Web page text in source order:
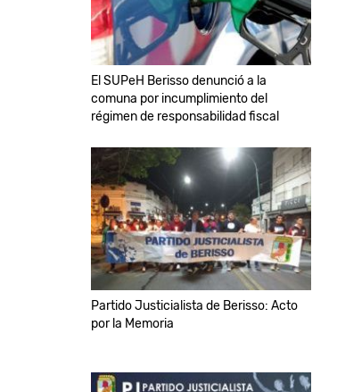
El SUPeH Berisso denunció a la
comuna por incumplimiento del
régimen de responsabilidad fiscal
Partido Justicialista de Berisso: Acto
por la Memoria